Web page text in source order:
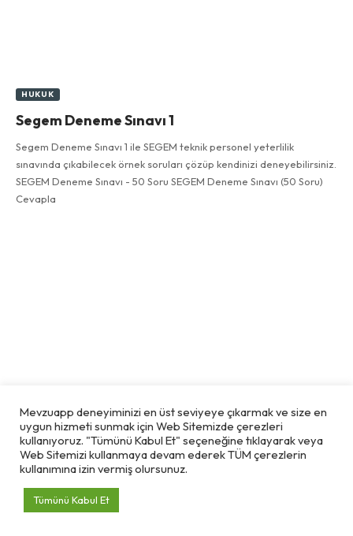
HUKUK
Segem Deneme Sınavı 1
Segem Deneme Sınavı 1 ile SEGEM teknik personel yeterlilik
sınavında çıkabilecek örnek soruları çözüp kendinizi deneyebilirsiniz.
SEGEM Deneme Sınavı - 50 Soru SEGEM Deneme Sınavı (50 Soru)
Cevapla
KDV Tevkifat Oranları
KDV Tevkifat Oranları, teslim edilen mal veya hizmet türüne göre
değişiklik göstermektedir. Özellikle, vergi tahsili açısından riskli
tevkifat oranı uygulanmaktadır. KDV tevkifatı kısaca, fatura
üzerinden hesaplanan KDV'nin bir…
Mevzuapp deneyiminizi en üst seviyeye çıkarmak ve size en
uygun hizmeti sunmak için Web Sitemizde çerezleri
kullanıyoruz. "Tümünü Kabul Et" seçeneğine tıklayarak veya
Web Sitemizi kullanmaya devam ederek TÜM çerezlerin
kullanımına izin vermiş olursunuz.
Tümünü Kabul Et